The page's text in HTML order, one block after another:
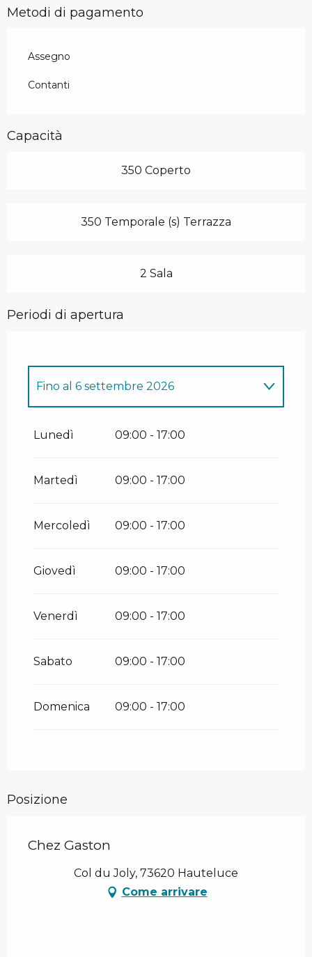
Metodi di pagamento
Assegno
Contanti
Capacità
350 Coperto
350 Temporale (s) Terrazza
2 Sala
Periodi di apertura
Fino al 6 settembre 2026
Lunedì 09:00 - 17:00
Martedì 09:00 - 17:00
Mercoledì 09:00 - 17:00
Giovedì 09:00 - 17:00
Venerdì 09:00 - 17:00
Sabato 09:00 - 17:00
Domenica 09:00 - 17:00
Posizione
Chez Gaston
Col du Joly, 73620 Hauteluce
Come arrivare